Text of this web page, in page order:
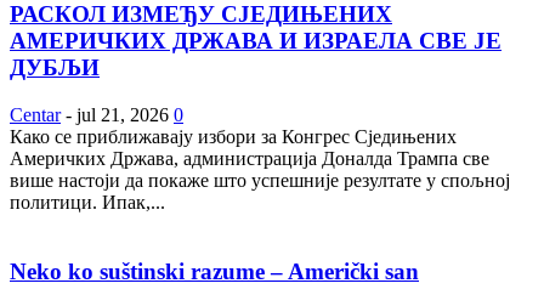
РАСКОЛ ИЗМЕЂУ СЈЕДИЊЕНИХ
АМЕРИЧКИХ ДРЖАВА И ИЗРАЕЛА СВЕ ЈЕ
ДУБЉИ
Centar - jul 21, 2026 0
Како се приближавају избори за Конгрес Сједињених
Америчких Држава, администрација Доналда Трампа све
више настоји да покаже што успешније резултате у спољној
политици. Ипак,...
Neko ko suštinski razume – Američki san